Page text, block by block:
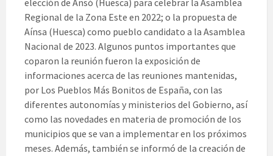
elección de Ansó (Huesca) para celebrar la Asamblea
Regional de la Zona Este en 2022; o la propuesta de
Aínsa (Huesca) como pueblo candidato a la Asamblea
Nacional de 2023. Algunos puntos importantes que
coparon la reunión fueron la exposición de
informaciones acerca de las reuniones mantenidas,
por Los Pueblos Más Bonitos de España, con las
diferentes autonomías y ministerios del Gobierno, así
como las novedades en materia de promoción de los
municipios que se van a implementar en los próximos
meses. Además, también se informó de la creación de